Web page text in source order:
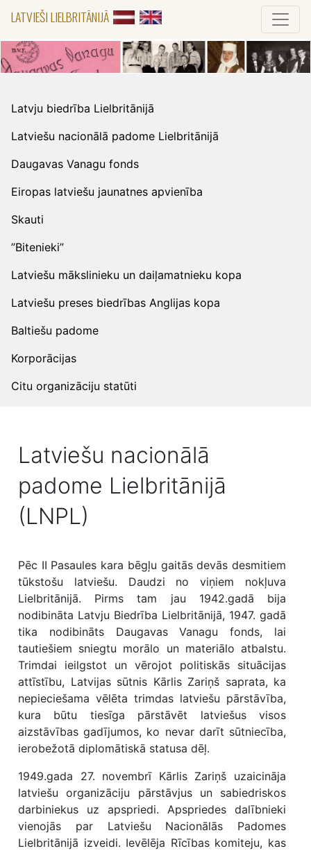
LATVIEŠI LIELBRITĀNIJĀ
Latvju biedrība Lielbritānijā
Latviešu nacionālā padome Lielbritānijā
Daugavas Vanagu fonds
Eiropas latviešu jaunatnes apvienība
Skauti
”Bitenieki”
Latviešu mākslinieku un daiļamatnieku kopa
Latviešu preses biedrības Anglijas kopa
Baltiešu padome
Korporācijas
Citu organizāciju statūti
Latviešu nacionālā
padome Lielbritānijā
(LNPL)
Pēc II Pasaules kara bēgļu gaitās devās desmitiem
tūkstošu latviešu. Daudzi no viņiem nokļuva
Lielbritānijā. Pirms tam jau 1942.gadā bija
nodibināta Latvju Biedrība Lielbritānijā, 1947. gadā
tika nodibināts Daugavas Vanagu fonds, lai
tautiešiem sniegtu morālo un materiālo atbalstu.
Trimdai ieilgstot un vērojot politiskās situācijas
attīstību, Latvijas sūtnis Kārlis Zariņš saprata, ka
nepieciešama vēlēta trimdas latviešu pārstāvība,
kura būtu tiesīga pārstāvēt latviešus visos
aizstāvības gadījumos, ko nevar darīt sūtniecība,
ierobežotā diplomātiskā statusa dēļ.
1949.gada 27. novembrī Kārlis Zariņš uzaicināja
latviešu organizāciju pārstāvjus un sabiedriskos
darbiniekus uz apspriedi. Apspriedes dalībnieki
vienojās par Latviešu Nacionālās Padomes
Lielbritānijā izveidi. Ievēlēja Rīcības komiteju, kas